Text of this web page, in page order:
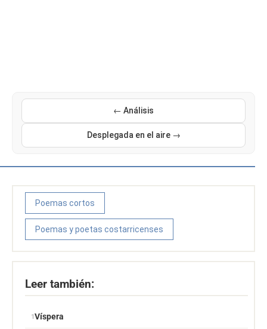
← Análisis
Desplegada en el aire →
Poemas cortos
Poemas y poetas costarricenses
Leer también:
Víspera